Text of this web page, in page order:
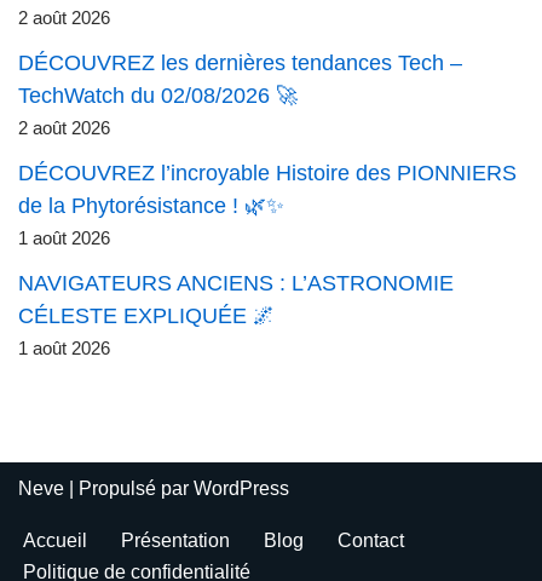
2 août 2026
DÉCOUVREZ les dernières tendances Tech –
TechWatch du 02/08/2026 🚀
2 août 2026
DÉCOUVREZ l’incroyable Histoire des PIONNIERS
de la Phytorésistance ! 🌿✨
1 août 2026
NAVIGATEURS ANCIENS : L’ASTRONOMIE
CÉLESTE EXPLIQUÉE 🌌
1 août 2026
Neve | Propulsé par WordPress
Accueil Présentation Blog
Contact
Politique de confidentialité